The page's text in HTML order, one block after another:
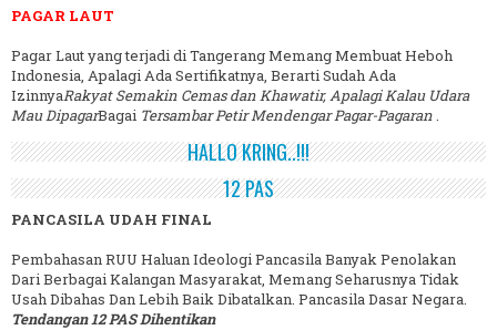
PAGAR LAUT
Pagar Laut yang terjadi di Tangerang Memang Membuat Heboh
Indonesia, Apalagi Ada Sertifikatnya, Berarti Sudah Ada
IzinnyaRakyat Semakin Cemas dan Khawatir, Apalagi Kalau Udara
Mau DipagarBagai Tersambar Petir Mendengar Pagar-Pagaran.
HALLO KRING..!!!
12 PAS
PANCASILA UDAH FINAL
Pembahasan RUU Haluan Ideologi Pancasila Banyak Penolakan
Dari Berbagai Kalangan Masyarakat, Memang Seharusnya Tidak
Usah Dibahas Dan Lebih Baik Dibatalkan. Pancasila Dasar Negara.
Tendangan 12 PAS Dihentikan